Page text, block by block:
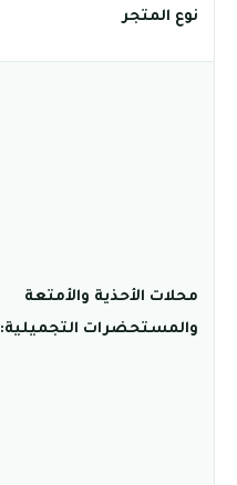
نوع المتجر
محلات الأحذية والأمتعة
والمستحضرات التجميلية: